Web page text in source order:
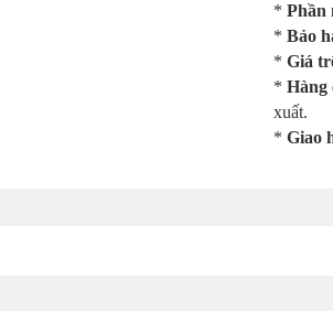
* Phần
* Bảo
* Giá
* Hàng
xuất.
* Giao